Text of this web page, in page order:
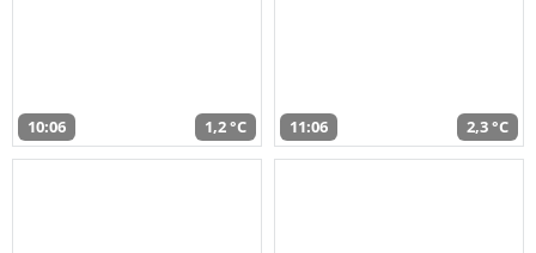
10:06 1,2 °C 11:06 2,3 °C